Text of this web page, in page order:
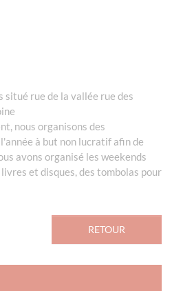
rue de la vallée rue des
nous organisons des
à but non lucratif afin de
avons organisé les weekends
et disques, des tombolas pour
RETOUR